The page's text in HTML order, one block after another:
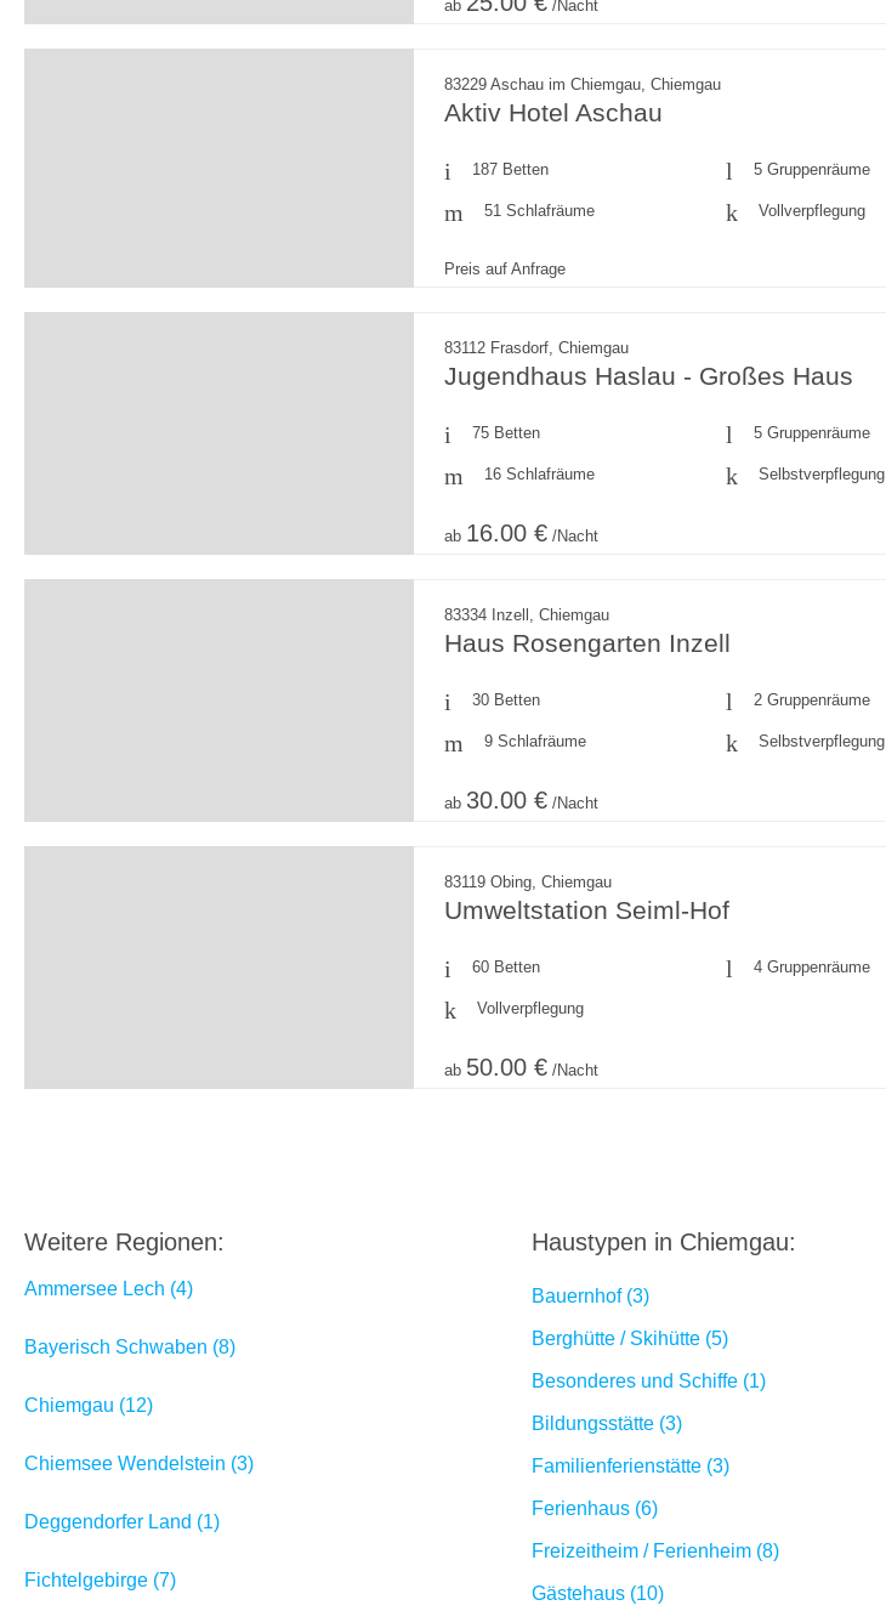
ab /Nacht
83229 Aschau im Chiemgau, Chiemgau
Aktiv Hotel Aschau
187 Betten 5 Gruppenräume
51 Schlafräume Vollverpflegung
Preis auf Anfrage
83112 Frasdorf, Chiemgau
Jugendhaus Haslau - Großes Haus
75 Betten 5 Gruppenräume
16 Schlafräume Selbstverpflegung
ab 16.00 € /Nacht
83334 Inzell, Chiemgau
Haus Rosengarten Inzell
30 Betten 2 Gruppenräume
9 Schlafräume Selbstverpflegung
ab 30.00 € /Nacht
83119 Obing, Chiemgau
Umweltstation Seiml-Hof
60 Betten 4 Gruppenräume
Vollverpflegung
ab 50.00 € /Nacht
Weitere Regionen:
Ammersee Lech (4)
Bayerisch Schwaben (8)
Chiemgau (12)
Chiemsee Wendelstein (3)
Deggendorfer Land (1)
Fichtelgebirge (7)
Haustypen in Chiemgau:
Bauernhof (3)
Berghütte / Skihütte (5)
Besonderes und Schiffe (1)
Bildungsstätte (3)
Familienferienstätte (3)
Ferienhaus (6)
Freizeitheim / Ferienheim (8)
Gästehaus (10)